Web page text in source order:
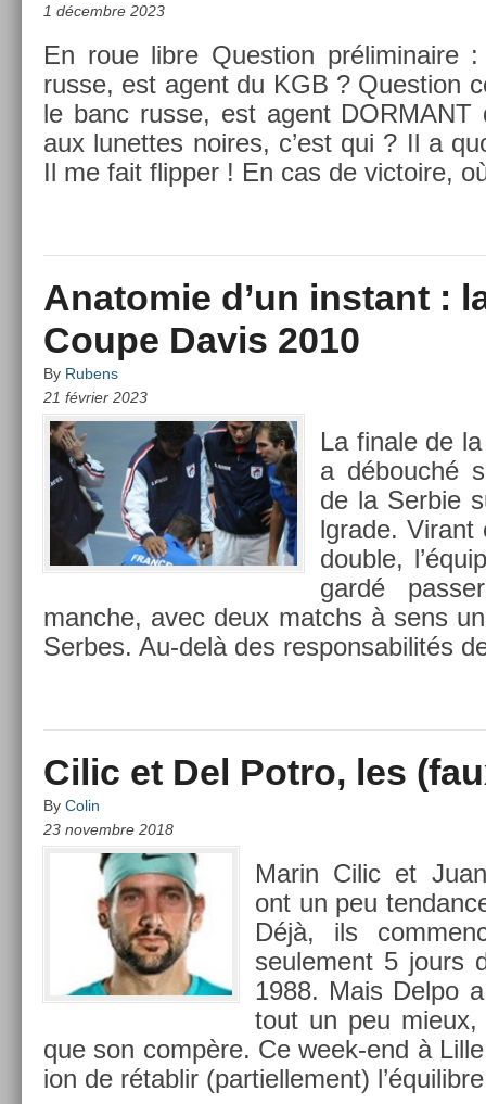
1 décembre 2023
En roue libre Ques­tion préliminaire
russe, est agent du KGB ? Ques­tion
le banc russe, est agent
aux lunet­tes noires, c’est qui ? Il a
Il me fait flipp­er ! En cas de vic­toire,
Anatomie d’un instant :
Coupe Davis 2010
By Rubens
21 février 2023
La fin­ale de
a débouché
de la Ser­bie
lgrade. Virant
doub­le,
gardé
manche, avec deux matchs à sens
Ser­bes. Au-delà des re­spon­sabilités
Cilic et Del Potro, les
By Colin
23 novembre 2018
Marin Cilic et
ont un peu
Déjà, ils
seule­ment 5 jours
1988. Mais Delpo
tout un peu
que son compère. Ce week-end à
ion de rétab­lir (par­tiel­le­ment)